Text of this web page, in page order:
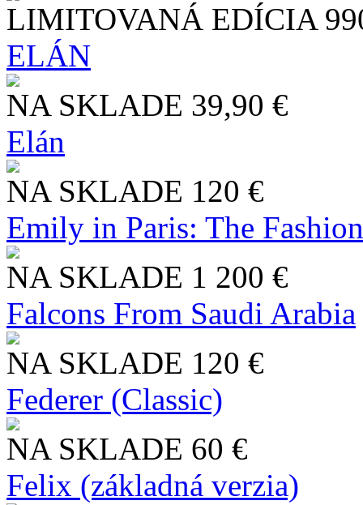
LIMITOVANÁ EDÍCIA
ELÁN
NA SKLADE 39,90 €
Elán
NA SKLADE 120 €
Emily in Paris: The
NA SKLADE 1 200 €
Falcons From Saudi Arabia
NA SKLADE 120 €
Federer (Classic)
NA SKLADE 60 €
Felix (základná verzia)